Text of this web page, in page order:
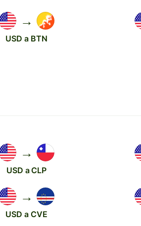
→
USD a BTN
→
USD a CLP
→
USD a CVE